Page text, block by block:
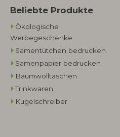
Beliebte Produkte
Ökologische
Werbegeschenke​
Samentütchen bedrucken
Samenpapier bedrucken
Baumwolltaschen​
Trinkwaren
Kugelschreiber